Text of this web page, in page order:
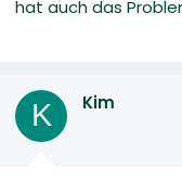
hat auch das
K Kim